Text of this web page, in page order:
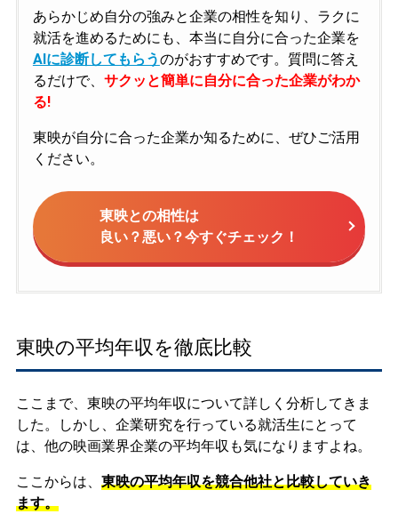
あらかじめ自分の強みと企業の相性を知り、ラクに
就活を進めるためにも、本当に自分に合った企業を
AIに診断してもらうのがおすすめです。質問に答え
るだけで、 サクッと簡単に自分に合った企業がわか
る!
東映が自分に合った企業か知るために、ぜひご活用
ください。
東映との相性は
良い？悪い？今すぐチェック！
東映の平均年収を徹底比較
ここまで、東映の平均年収について詳しく分析してきま
した。しかし、企業研究を行っている就活生にとって
は、他の映画業界企業の平均年収も気になりますよね。
ここからは、 東映の平均年収を競合他社と比較していき
ます。